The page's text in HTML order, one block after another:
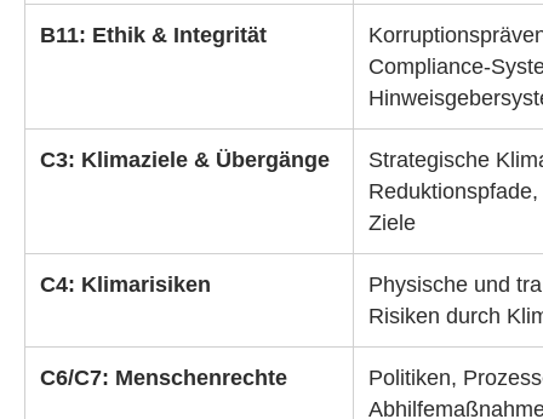
B11: Ethik & Integrität
Compliance-
C3: Klimaziele & Übergänge
Strategische
Ziele
C4: Klimarisiken
Physische und
Risiken durch
C6/C7: Menschenrechte
Politiken,